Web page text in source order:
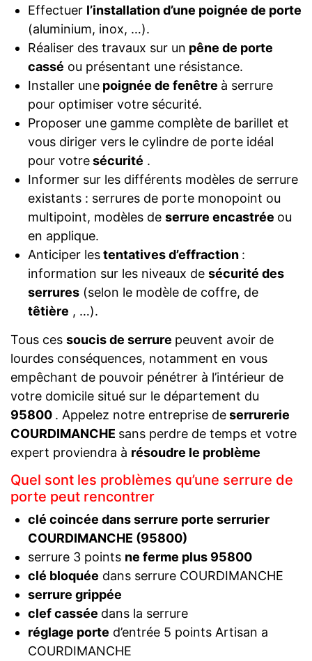
Effectuer l’installation d’une poignée de porte
(aluminium, inox, …).
Réaliser des travaux sur un pêne de porte
cassé ou présentant une résistance.
Installer unepoignée de fenêtre à serrure
pour optimiser votre sécurité.
Proposer une gamme complète de barillet et
vous diriger vers le cylindre de porte idéal
pour votresécurité .
Informer sur les différents modèles de serrure
existants : serrures de porte monopoint ou
multipoint, modèles de serrure encastrée ou
en applique.
Anticiper lestentatives d’effraction :
information sur les niveaux de sécurité des
serrures(selon le modèle de coffre, de
têtière , …).
Tous ces soucis de serrure peuvent avoir de
lourdes conséquences, notamment en vous
empêchant de pouvoir pénétrer à l’intérieur de
votre domicile situé sur le département du
95800 . Appelez notre entreprise deserrurerie
COURDIMANCHE sans perdre de temps et votre
expert proviendra à résoudre le problème
Quel sont les problèmes qu’une serrure de
porte peut rencontrer
clé coincée dans serrure porte serrurier
COURDIMANCHE (95800)
serrure 3 points ne ferme plus 95800
clé bloquée dans serrure COURDIMANCHE
serrure grippée
clef cassée dans la serrure
réglage porte d’entrée 5 points Artisan a
COURDIMANCHE